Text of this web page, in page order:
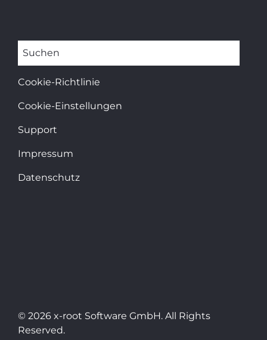
Cookie-Richtlinie
Cookie-Einstellungen
Support
Impressum
Datenschutz
© 2026 x-root Software GmbH. All Rights
Reserved.